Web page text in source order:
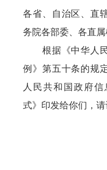
各省、自治区、直
务院各部委、各直属
根据《中华人民
例》第五十条的规
人民共和国政府
式》印发给你们，请